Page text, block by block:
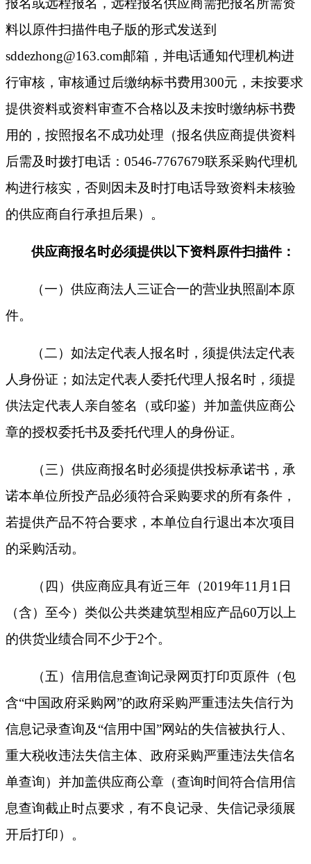
报名或远程报名， 远程报名供应商需把报名所需资
料以原件扫描件电子版的形式发送到
sddezhong@163.com邮箱，并电话通知代理机构进
行审核，审核通过后缴纳标书费用300元，未按要求
提供资料或资料审查不合格以及未按时缴纳标书费
用的，按照报名不成功处理（报名供应商提供资料
后需及时拨打电话：0546-7767679联系采购代理机
构进行核实，否则因未及时打电话导致资料未核验
的供应商自行承担后果）。
供应商报名时必须提供以下资料原件扫描件：
（一）供应商法人三证合一的营业执照副本原
件。
（二）如法定代表人报名时，须提供法定代表
人身份证；如法定代表人委托代理人报名时，须提
供法定代表人亲自签名（或印鉴）并加盖供应商公
章的授权委托书及委托代理人的身份证。
（三） 供应商报名时必须提供投标承诺书，承
诺本单位所投产品必须符合采购要求的所有条件，
若提供产品不符合要求，本单位自行退出本次项目
的采购活动。
（四）供应商应具有近三年（2019年11月1日
（含）至今）类似公共类建筑型相应产品60万以上
的供货业绩合同不少于2个。
（五）信用信息查询记录网页打印页原件（包
含“中国政府采购网”的政府采购严重违法失信行为
信息记录查询及“信用中国”网站的失信被执行人、
重大税收违法失信主体、政府采购严重违法失信名
单查询）并加盖供应商公章（查询时间符合信用信
息查询截止时点要求，有不良记录、失信记录须展
开后打印）。